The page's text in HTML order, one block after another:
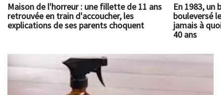
Maison de l'horreur : une fillette de 11 ans
retrouvée en train d'accoucher, les
explications de ses parents choquent
En 1983, un
bouleversé
jamais à
40 ans